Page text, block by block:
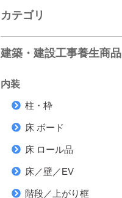
カテゴリ
建築・建設工事養生商品
内装
柱・枠
床 ボード
床 ロール品
床／壁／EV
階段／上がり框